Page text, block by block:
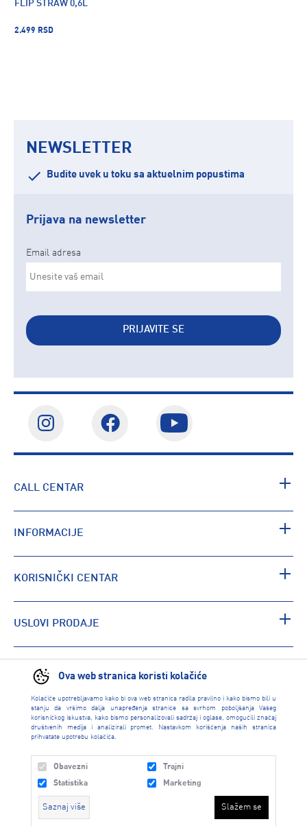
Ova web stranica koristi kolačiće
Kolačiće upotrebljavamo kako bi ova web stranica radila pravilno i kako bismo bili u
stanju da vršimo dalja unapređenja stranice sa svrhom poboljšanja Vašeg
korisničkog iskustva, kako bismo personalizovali sadržaj i oglase, omogućili značaj
društvenih medija i analizirali promet. Nastavkom korišćenja naših stranica
prihvatate upotrebu kolačića.
Obavezni
Trajni
Statistika
Marketing
Saznaj više Slažem se
FLIP STRAW 0,6L
2.499 RSD
NEWSLETTER
Budite uvek u toku sa aktuelnim popustima
Prijava na newsletter
Email adresa
PRIJAVITE SE
CALL CENTAR
INFORMACIJE
KORISNIČKI CENTAR
USLOVI PRODAJE
PRONAĐI RADNJU
INTERSPORT 2026 created by Enetel Solutions